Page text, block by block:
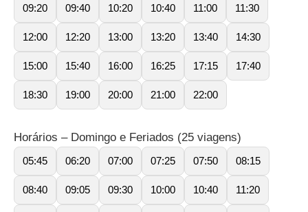
09:20 09:40 10:20 10:40 11:00 11:30
12:00 12:20 13:00 13:20 13:40 14:30
15:00 15:40 16:00 16:25 17:15 17:40
18:30 19:00 20:00 21:00 22:00
Horários – Domingo e Feriados (25 viagens)
05:45 06:20 07:00 07:25 07:50 08:15
08:40 09:05 09:30 10:00 10:40 11:20